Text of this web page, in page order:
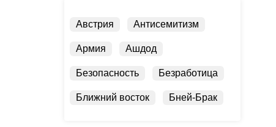
Австрия Антисемитизм
Армия Ашдод
Безопасность Безработица
Ближний восток Бней-Брак